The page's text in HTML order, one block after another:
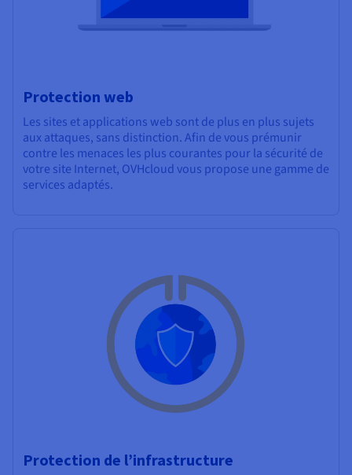
Protection web
Les sites et applications web sont de plus en plus sujets
aux attaques, sans distinction. Afin de vous prémunir
contre les menaces les plus courantes pour la sécurité de
votre site Internet, OVHcloud vous propose une gamme de
services adaptés.
Protection de l’infrastructure